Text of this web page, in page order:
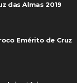
das Almas 2019
Emérito de Cruz